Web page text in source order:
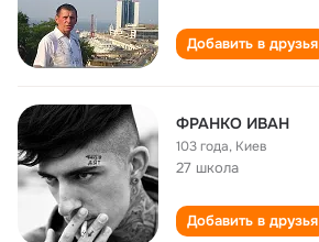
Добавить в друзья
ФРАНКО ИВАН
103 года, Киев
27 школа
Добавить в друзья